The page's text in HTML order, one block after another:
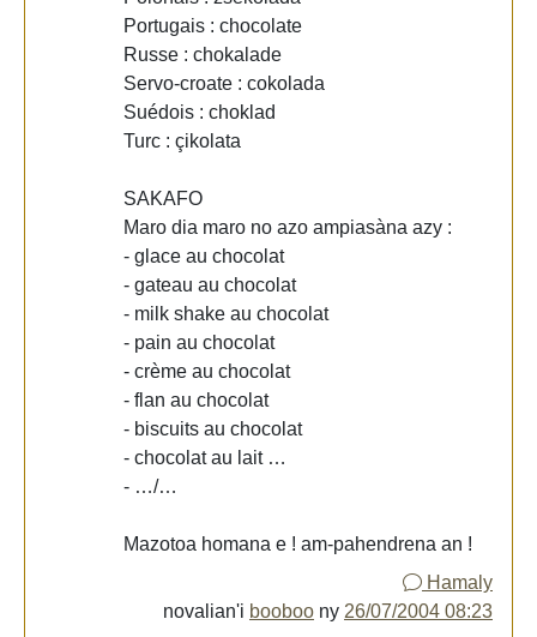
Portugais : chocolate
Russe : chokalade
Servo-croate : cokolada
Suédois : choklad
Turc : çikolata
SAKAFO
Maro dia maro no azo ampiasàna azy :
- glace au chocolat
- gateau au chocolat
- milk shake au chocolat
- pain au chocolat
- crème au chocolat
- flan au chocolat
- biscuits au chocolat
- chocolat au lait …
- …/…
Mazotoa homana e ! am-pahendrena an !
Hamaly
novalian'i booboo ny 26/07/2004 08:23